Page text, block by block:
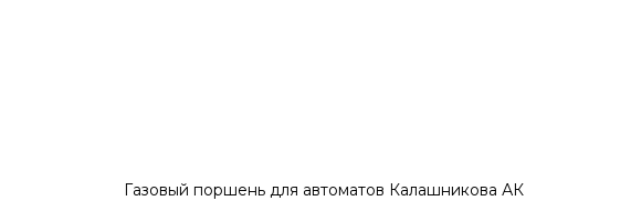
Газовый поршень для автоматов Калашникова АК